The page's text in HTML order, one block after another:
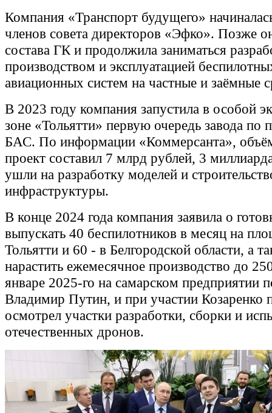
Компания «Транспорт будущего»
членов совета директоров «Эфко». Позже
состава ГК и продолжила заниматься
производством и эксплуатацией
авиационных систем на частные и заёмные
В 2023 году компания запустила в особой
зоне «Тольятти» первую очередь завода по
БАС. По информации «Коммерсанта»,
проект составил 7 млрд рублей, 3
ушли на разработку моделей и
инфраструктуры.
В конце 2024 года компания заявила о
выпускать 40 беспилотников в месяц на
Тольятти и 60 - в Белгородской области, а
нарастить ежемесячное производство до
январе 2025-го на самарском предприятии
Владимир Путин, и при участии Козаренко
осмотрел участки разработки, сборки и
отечественных дронов.